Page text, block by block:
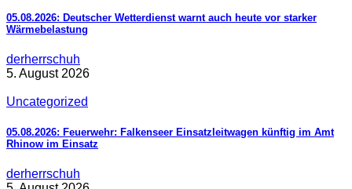
05.08.2026: Deutscher Wetterdienst warnt auch heute vor starker
Wärmebelastung
derherrschuh
5. August 2026
Uncategorized
05.08.2026: Feuerwehr: Falkenseer Einsatzleitwagen künftig im Amt
Rhinow im Einsatz
derherrschuh